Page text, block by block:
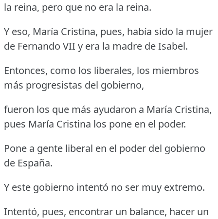
la reina, pero que no era la reina.
Y eso, María Cristina, pues, había sido la mujer
de Fernando VII y era la madre de Isabel.
Entonces, como los liberales, los miembros
más progresistas del gobierno,
fueron los que más ayudaron a María Cristina,
pues María Cristina los pone en el poder.
Pone a gente liberal en el poder del gobierno
de España.
Y este gobierno intentó no ser muy extremo.
Intentó, pues, encontrar un balance, hacer un